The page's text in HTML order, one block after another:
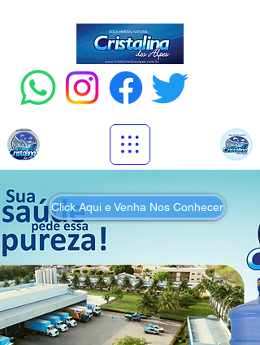
Click Aqui e Venha Nos Conhecer